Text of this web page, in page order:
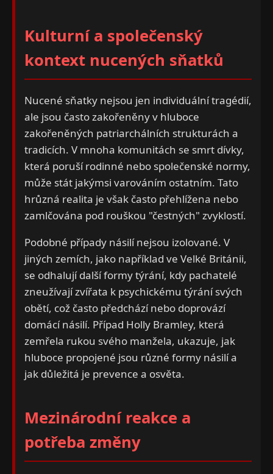
Kulturní a společenský
kontext nucených sňatků
Nucené sňatky nejsou jen individuální tragédií,
ale jsou často zakořeněny v hluboce
zakořeněných patriarchálních strukturách a
tradicích. V mnoha komunitách se smrt dívky,
která poruší rodinné nebo společenské normy,
může stát jakýmsi varováním ostatním. Tato
hrůzná realita je však často přehlížena nebo
zamlčována pod rouškou "čestných" zvyklostí.
Podobné případy násilí nejsou izolované. V
jiných zemích, jako například ve Velké Británii,
se odhalují další formy týrání, kdy pachatelé
zneužívají zvířata k psychickému týrání svých
obětí, což často předchází nebo doprovází
domácí násilí. Případ Holly Bramley, která
zemřela rukou svého manžela, ukazuje, jak
hluboce propojené jsou různé formy násilí a
jak důležitá je prevence a osvěta.
Mezinárodní reakce a
potřeba změny